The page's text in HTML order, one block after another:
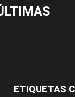
ETIQUETAS